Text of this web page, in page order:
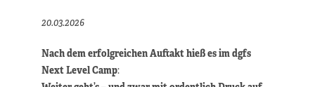
20.03.2026
Nach dem erfolgreichen Auftakt hieß es imdgfs
Next Level Camp: